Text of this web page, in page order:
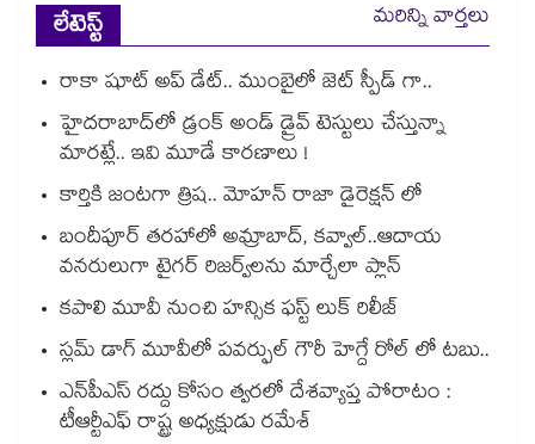
లేటెస్ట్
మరిన్ని వార్తలు
రాకా షూట్ అప్ డేట్.. ముంబైలో జెట్ స్పీడ్ గా..
హైదరాబాద్⁫లో డ్రంక్ అండ్ డ్రైవ్ టెస్టులు చేస్తున్నా
మారట్లే.. ఇవి మూడే కారణాలు !
కార్తికి జంటగా త్రిష.. మోహన్ రాజా డైరెక్షన్ లో
బందీపూర్ తరహాలో అమ్రాబాద్, కవ్వాల్..ఆదాయ
వనరులుగా టైగర్ రిజర్వ్‌‌‌‌‌‌‌‌లను మార్చేలా ప్లాన్
కపాలి మూవీ నుంచి హన్సిక ఫస్ట్ లుక్ రిలీజ్
స్లమ్ డాగ్ మూవీలో పవర్ఫుల్ గౌరీ హెగ్దే రోల్ లో టబు..
ఎన్‌‌‌‌‌‌‌‌‌‌‌‌‌‌‌‌‌‌‌‌‌‌‌‌‌‌‌‌‌‌‌‌పీఎస్ రద్దు కోసం త్వరలో దేశవ్యాప్త పోరాటం :
టీఆర్టీఎఫ్ రాష్ట్ర అధ్యక్షుడు రమేశ్